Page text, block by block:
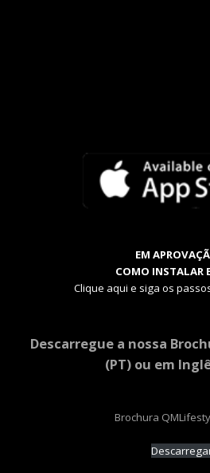
EM
COMO INSTALAR
Clique aqui e siga os
Descarregue a nossa
(PT) ou em
Brochura